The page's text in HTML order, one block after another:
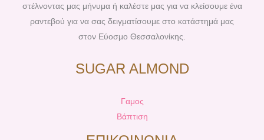
στέλνοντας μας μήνυμα ή καλέστε μας για να κλείσουμε ένα
ραντεβού για να σας δειγματίσουμε στο κατάστημά μας
στον Εύοσμο Θεσσαλονίκης.
SUGAR ALMOND
Γαμος
Βάπτιση